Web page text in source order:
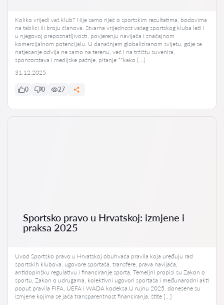
Koliko vrijedi vaš klub? Nije samo riječ o sportskim rezultatima, bodovima
na tablici ili broju članova. Stvarna vrijednost vašeg sportskog kluba leži i
u njegovoj prepoznatljivosti, povjerenju navijača i značajnom
komercijalnom potencijalu. U današnjem globaliziranom svijetu, gdje se
natjecanje odvija ne samo na terenu, već i na tržištu suvenira,
sponzorstava i medijske pažnje, pitanje **kako […]
31.12.2025
0 0 27
Sportsko pravo u Hrvatskoj: izmjene i
praksa 2025
Uvod Sportsko pravo u Hrvatskoj obuhvaća pravila koja uređuju rad
sportskih klubova, ugovore sportaša, transfere, prava navijača,
antidopinšku regulativu i financiranje sporta. Temeljni propisi su Zakon o
sportu, Zakon o udrugama, kolektivni ugovori sportaša i međunarodni akti
poput pravila FIFA, UEFA i WADA kodeksa.U rujnu 2025. donesene su
izmjene kojima se jača transparentnost financiranja, štite […]